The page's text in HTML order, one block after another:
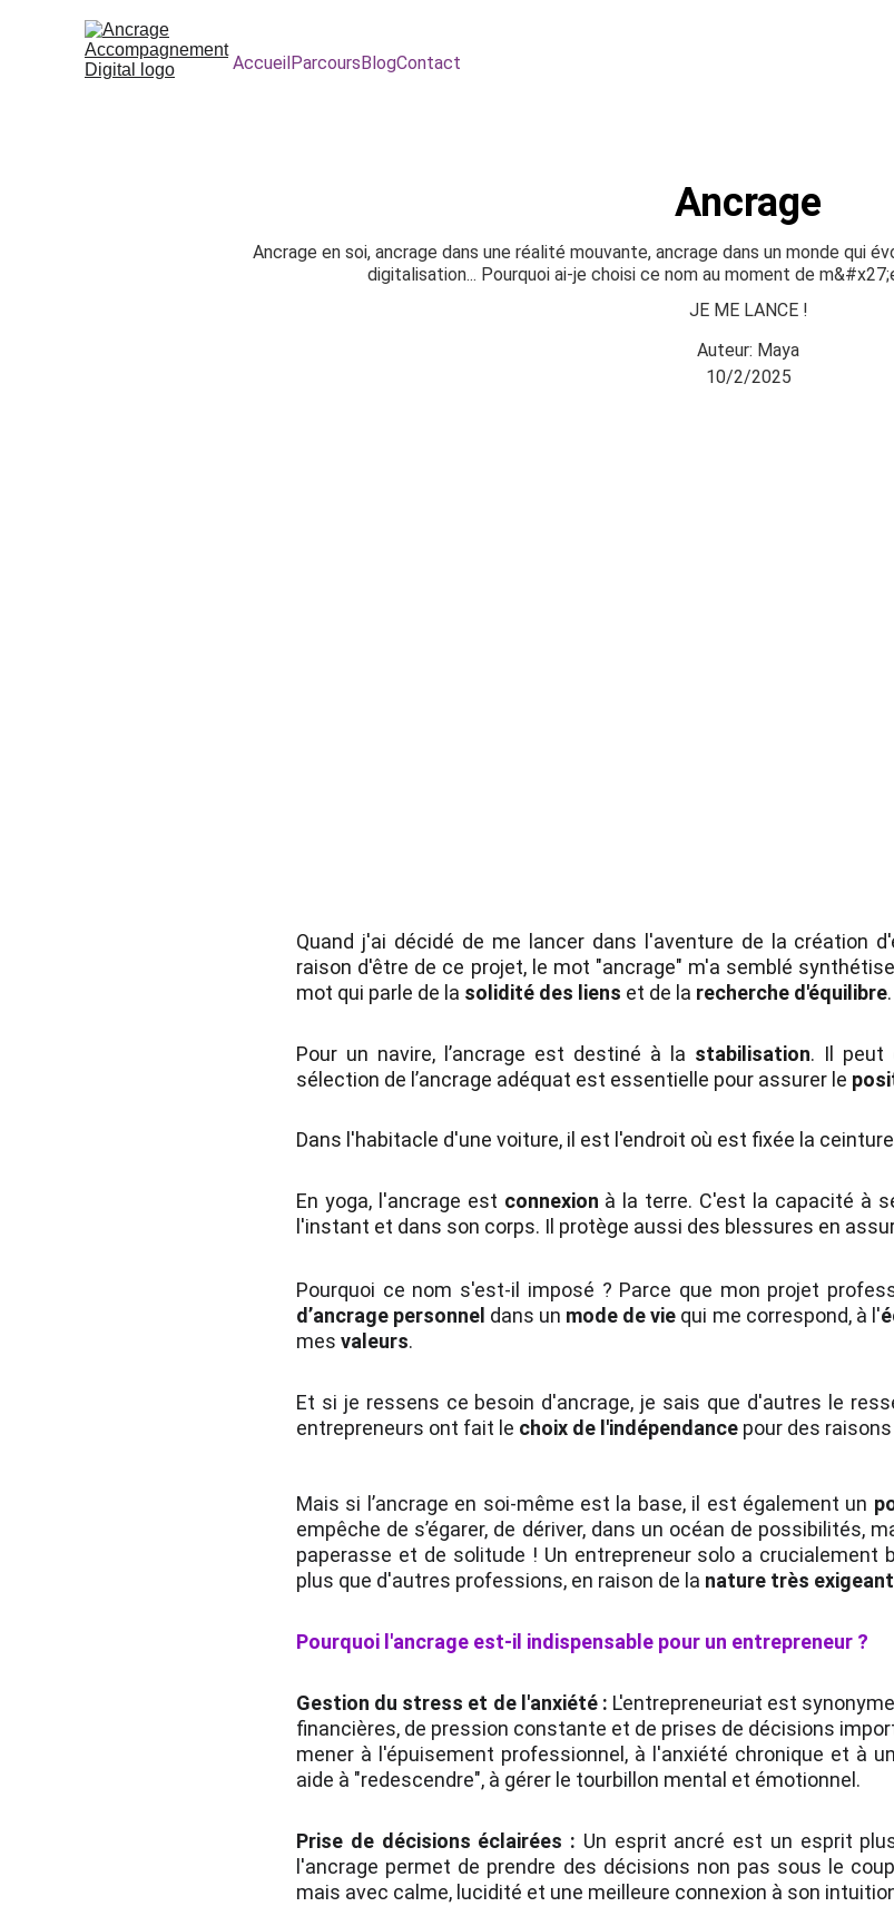
AccueilParcoursBlogContact
Ancrage
Ancrage en soi, ancrage dans une réalité mouvante, ancrage dans un monde qui
digitalisation... Pourquoi ai-je choisi ce nom au moment de
JE ME LANCE !
Auteur: Maya
10/2/2025
Quand j'ai décidé de me lancer dans l'aventure de la création
raison d'être de ce projet, le mot "ancrage" m'a semblé
mot qui parle de la solidité des liens et de la recherche d'équilibre.
Pour un navire, l’ancrage est destiné à la stabilisation. Il peut
sélection de l’ancrage adéquat est essentielle pour assurer le
Dans l'habitacle d'une voiture, il est l'endroit où est fixée la
En yoga, l'ancrage est connexion à la terre. C'est la capacité à
l'instant et dans son corps. Il protège aussi des blessures en
Pourquoi ce nom s'est-il imposé ? Parce que mon projet
d’ancrage personnel dans un mode de vie qui me correspond, à l'
mes valeurs.
Et si je ressens ce besoin d'ancrage, je sais que d'autres le
entrepreneurs ont fait le choix de l'indépendancepour des
Mais si l’ancrage en soi-même est la base, il est également un
empêche de s’égarer, de dériver, dans un océan de possibilités,
paperasse et de solitude ! Un entrepreneur solo a crucialement
plus que d'autres professions, en raison de la nature très
Pourquoi l'ancrage est-il indispensable pour un entrepreneur ?
Gestion du stress et de l'anxiété : L'entrepreneuriat est
financières, de pression constante et de prises de décisions
mener à l'épuisement professionnel, à l'anxiété chronique et à
aide à "redescendre", à gérer le tourbillon mental et émotionnel.
Prise de décisions éclairées : Un esprit ancré est un esprit
l'ancrage permet de prendre des décisions non pas sous le
mais avec calme, lucidité et une meilleure connexion à son